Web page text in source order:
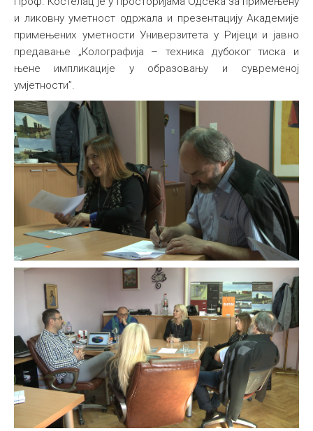
и ликовну уметност одржала и презентацију Академије
примењених уметности Универзитета у Ријеци и јавно
предавање „Колографија – техника дубоког тиска и
њене импликације у образовању и сувременој
умјетности”.